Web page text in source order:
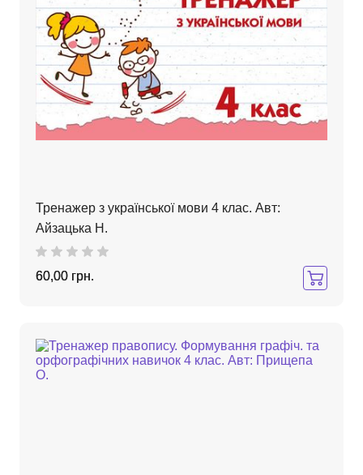
Тренажер з української мови 4 клас. Авт:
Айзацька Н.
60,00 грн.